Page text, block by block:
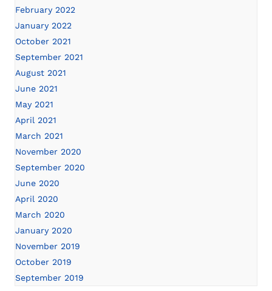
February 2022
January 2022
October 2021
September 2021
August 2021
June 2021
May 2021
April 2021
March 2021
November 2020
September 2020
June 2020
April 2020
March 2020
January 2020
November 2019
October 2019
September 2019